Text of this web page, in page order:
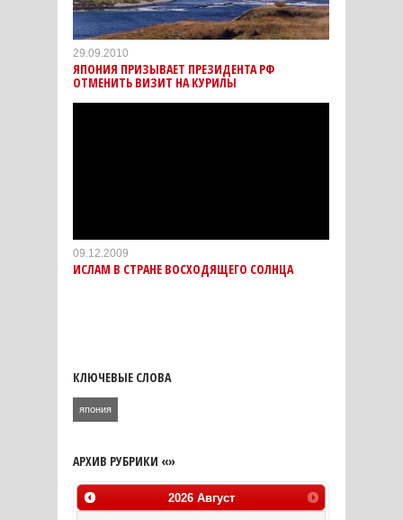
29.09.2010
ЯПОНИЯ ПРИЗЫВАЕТ ПРЕЗИДЕНТА РФ
ОТМЕНИТЬ ВИЗИТ НА КУРИЛЫ
09.12.2009
ИСЛАМ В СТРАНЕ ВОСХОДЯЩЕГО СОЛНЦА
КЛЮЧЕВЫЕ СЛОВА
япония
АРХИВ РУБРИКИ «»
2026 Август